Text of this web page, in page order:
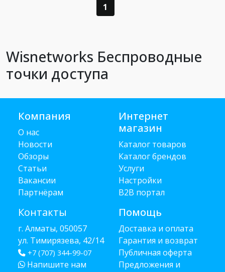
1
Wisnetworks Беспроводные
точки доступа
Компания
О нас
Новости
Обзоры
Статьи
Вакансии
Партнёрам
Контакты
г. Алматы, 050057
ул. Тимирязева, 42/14
+7 (707) 344-99-07
Напишите нам
Интернет
магазин
Каталог товаров
Каталог брендов
Услуги
Настройки
B2B портал
Помощь
Доставка и оплата
Гарантия и возврат
Публичная оферта
Предложения и